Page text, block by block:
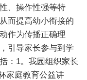
、操作性强等特
而提高幼小衔接的
作为传播正确理
引导家长参与到学
：1。我园组织家长
家庭教育公益讲